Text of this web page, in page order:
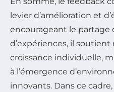
levier d’amélioration et
encourageant le partage
d’expériences, il
croissance individuelle,
à l’émergence
innovants. Dans ce